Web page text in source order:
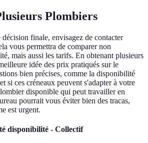
Plombiers
finale, envisagez de contacter
vous permettra de comparer non
mais aussi les tarifs. En obtenant plusieurs
idée des prix pratiqués sur le
bien précises, comme la disponibilité
si ces créneaux peuvent s'adapter à votre
disponible qui peut travailler en
pourrait vous éviter bien des tracas,
est urgent.
disponibilité - Collectif